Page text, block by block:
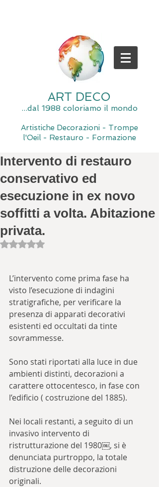
ART DECO
...dal 1988 coloriamo il mondo
Artistiche Decorazioni - Trompe
l'Oeil - Restauro - Formazione
Intervento di restauro
conservativo ed
esecuzione in ex novo
soffitti a volta. Abitazione
privata.
Valutazione NaN stelle su 5.
L’intervento come prima fase ha
visto l’esecuzione di indagini
stratigrafiche, per verificare la
presenza di apparati decorativi
esistenti ed occultati da tinte
sovrammesse.
Sono stati riportati alla luce in due
ambienti distinti, decorazioni a
carattere ottocentesco, in fase con
l’edificio ( costruzione del 1885).
Nei locali restanti, a seguito di un
invasivo intervento di
ristrutturazione del 1980￼, si è
denunciata purtroppo, la totale
distruzione delle decorazioni
originali.